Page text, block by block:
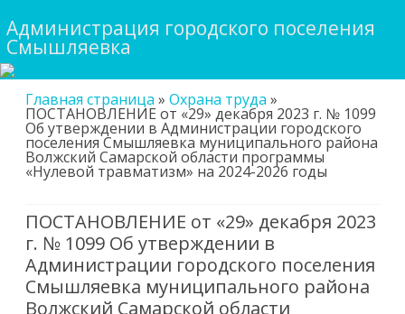
Администрация городского поселения
Смышляевка
to
content
Главная страница » Охрана труда »
ПОСТАНОВЛЕНИЕ от «29» декабря 2023 г. № 1099
Об утверждении в Администрации городского
поселения Смышляевка муниципального района
Волжский Самарской области программы
«Нулевой травматизм» на 2024-2026 годы
ПОСТАНОВЛЕНИЕ от «29» декабря 2023
г. № 1099 Об утверждении в
Администрации городского поселения
Смышляевка муниципального района
Волжский Самарской области